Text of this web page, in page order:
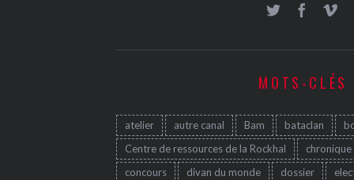
MOTS-CLÉS
atelier autre canal Bam bataclan
Centre de ressources de la Rockhal
chronique
concours
divan du monde dossier